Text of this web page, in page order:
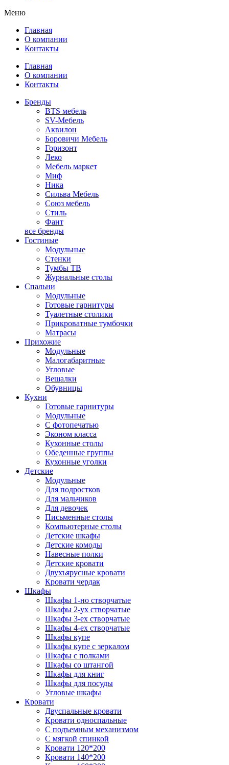
Меню
Главная
О компании
Контакты
Главная
О компании
Контакты
Бренды
BTS мебель
SV-Мебель
Аквилон
Боровичи Мебель
Горизонт
Леко
Мебель маркет
Миф
Ника
Сильва Мебель
Союз мебель
Стиль
Фант
все бренды
Гостиные
Модульные
Стенки
Тумбы ТВ
Журнальные столы
Спальни
Модульные
Готовые гарнитуры
Туалетные столики
Прикроватные тумбочки
Матрасы
Прихожие
Модульные
Малогабаритные
Угловые
Вешалки
Обувницы
Кухни
Готовые гарнитуры
Модульные
С фотопечатью
Эконом класса
Кухонные столы
Обеденные группы
Кухонные уголки
Детские
Модульные
Для подростков
Для мальчиков
Для девочек
Письменные столы
Компьютерные столы
Детские шкафы
Детские комоды
Навесные полки
Детские кровати
Двухъярусные кровати
Кровати чердак
Шкафы
Шкафы 1-но створчатые
Шкафы 2-ух створчатые
Шкафы 3-ех створчатые
Шкафы 4-ех створчатые
Шкафы купе
Шкафы купе с зеркалом
Шкафы с полками
Шкафы со штангой
Шкафы для книг
Шкафы для посуды
Угловые шкафы
Кровати
Двуспальные кровати
Кровати односпальные
С подъемным механизмом
С мягкой спинкой
Кровати 120*200
Кровати 140*200